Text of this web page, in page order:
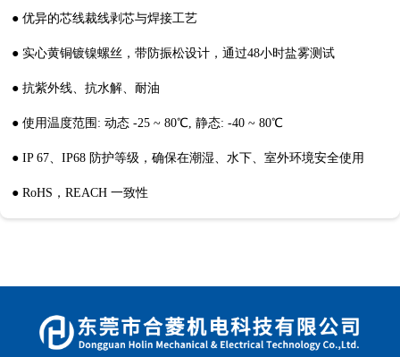
● 优异的芯线裁线剥芯与焊接工艺
● 实心黄铜镀镍螺丝，带防振松设计，通过48小时盐雾测试
● 抗紫外线、抗水解、耐油
● 使用温度范围: 动态 -25 ~ 80℃, 静态: -40 ~ 80℃
● IP 67、IP68 防护等级，确保在潮湿、水下、室外环境安全使用
● RoHS，REACH 一致性